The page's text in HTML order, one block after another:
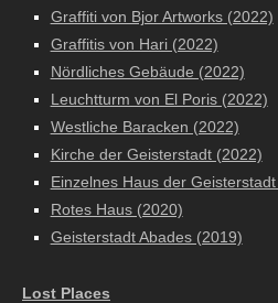
Graffiti von Bjor Artworks (2022)
Graffitis von Hari (2022)
Nördliches Gebäude (2022)
Leuchtturm von El Poris (2022)
Westliche Baracken (2022)
Kirche der Geisterstadt (2022)
Einzelnes Haus der
Rotes Haus (2020)
Geisterstadt Abades (2019)
Lost Places